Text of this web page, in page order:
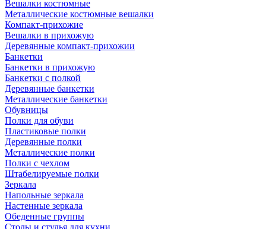
Вешалки костюмные
Металлические костюмные вешалки
Компакт-прихожие
Вешалки в прихожую
Деревянные компакт-прихожии
Банкетки
Банкетки в прихожую
Банкетки с полкой
Деревянные банкетки
Металлические банкетки
Обувницы
Полки для обуви
Пластиковые полки
Деревянные полки
Металлические полки
Полки с чехлом
Штабелируемые полки
Зеркала
Напольные зеркала
Настенные зеркала
Обеденные группы
Столы и стулья для кухни